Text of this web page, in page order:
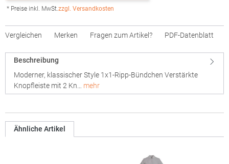
* Preise inkl. MwSt.zzgl. Versandkosten
Vergleichen Merken Fragen zum Artikel? PDF-Datenblatt
Beschreibung
Moderner, klassischer Style 1x1-Ripp-Bündchen Verstärkte
Knopfleiste mit 2 Kn… mehr
Ähnliche Artikel